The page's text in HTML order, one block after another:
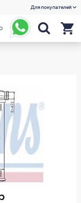
Для покупателей